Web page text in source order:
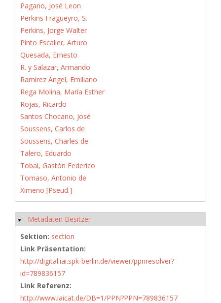
Pagano, José Leon
Perkins Fragueyro, S.
Perkins, Jorge Walter
Pinto Escalier, Arturo
Quesada, Ernesto
R. y Salazar, Armando
Ramírez Ángel, Emiliano
Rega Molina, María Esther
Rojas, Ricardo
Santos Chocano, José
Soussens, Carlos de
Soussens, Charles de
Talero, Eduardo
Tobal, Gastón Federico
Tomaso, Antonio de
Ximeno [Pseud.]
Hide
Metadaten Besitzer
Sektion: section
Link Präsentation:
http://digital.iai.spk-berlin.de/viewer/ppnresolver?
id=789836157
Link Referenz:
http://www.iaicat.de/DB=1/PPN?PPN=789836157